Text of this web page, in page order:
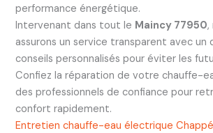
performance énergétique.
Intervenant dans tout le Maincy 77950,
assurons un service transparent avec un
conseils personnalisés pour éviter les
Confiez la réparation de votre chauffe-
des professionnels de confiance pour
confort rapidement.
Entretien chauffe-eau électrique